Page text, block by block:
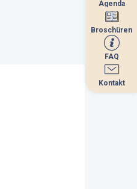
Agenda
Broschüren
FAQ
Kontakt
Kontakt